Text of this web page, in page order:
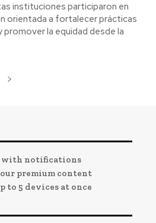
instituciones participaron en
orientada a fortalecer prácticas
promover la equidad desde la
with notifications
premium content
to 5 devices at once